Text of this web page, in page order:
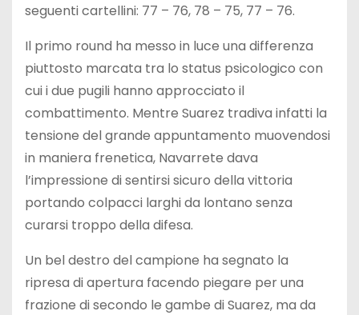
seguenti cartellini: 77 – 76, 78 – 75, 77 – 76.
Il primo round ha messo in luce una differenza
piuttosto marcata tra lo status psicologico con
cui i due pugili hanno approcciato il
combattimento. Mentre Suarez tradiva infatti la
tensione del grande appuntamento muovendosi
in maniera frenetica, Navarrete dava
l’impressione di sentirsi sicuro della vittoria
portando colpacci larghi da lontano senza
curarsi troppo della difesa.
Un bel destro del campione ha segnato la
ripresa di apertura facendo piegare per una
frazione di secondo le gambe di Suarez, ma da